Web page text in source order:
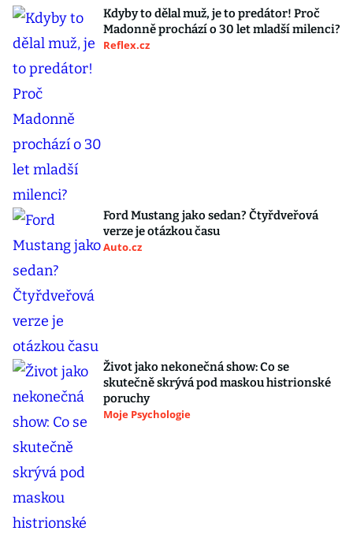
Kdyby to dělal muž, je to predátor! Proč
Madonně prochází o 30 let mladší milenci?
Reflex.cz
Ford Mustang jako sedan? Čtyřdveřová
verze je otázkou času
Auto.cz
Život jako nekonečná show: Co se
skutečně skrývá pod maskou histrionské
poruchy
Moje Psychologie